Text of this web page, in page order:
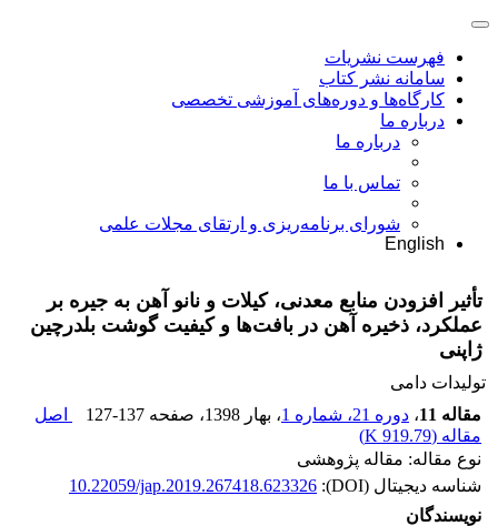
فهرست نشریات
سامانه نشر کتاب
کارگاه‌ها و دوره‌های آموزشی تخصصی
درباره ما
درباره ما
تماس با ما
شورای برنامه‌ریزی و ارتقای مجلات علمی
English
تأثیر افزودن منابع معدنی، کیلات و نانو آهن به جیره بر
عملکرد، ذخیره آهن در بافت‌ها و کیفیت گوشت بلدرچین‌
ژاپنی
تولیدات دامی
مقاله 11
، دوره 21، شماره 1 ، بهار 1398 ، صفحه 127-137
اصل
مقاله (919.79 K
)
نوع مقاله: مقاله پژوهشی
شناسه دیجیتال (DOI):
10.22059/jap.2019.267418.623326
نویسندگان